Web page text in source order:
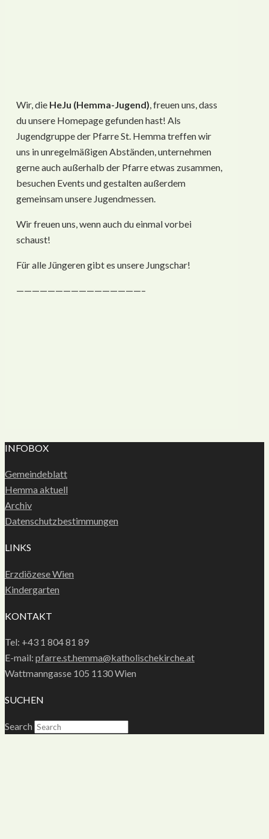
Wir, die HeJu (Hemma-Jugend) , freuen uns, dass
du unsere Homepage gefunden hast! Als
Jugendgruppe der Pfarre St. Hemma treffen wir
uns in unregelmäßigen Abständen, unternehmen
gerne auch außerhalb der Pfarre etwas zusammen,
besuchen Events und gestalten außerdem
gemeinsam unsere Jugendmessen.
Wir freuen uns, wenn auch du einmal vorbei
schaust!
Für alle Jüngeren gibt es unsere Jungschar!
————————————————–
INFOBOX
Gemeindeblatt
Hemma aktuell
Archiv
Datenschutzbestimmungen
LINKS
Erzdiözese Wien
Kindergarten
KONTAKT
Tel: +43 1 804 81 89
E-mail: pfarre.st.hemma@katholischekirche.at
Wattmanngasse 105 1130 Wien
SUCHEN
Search